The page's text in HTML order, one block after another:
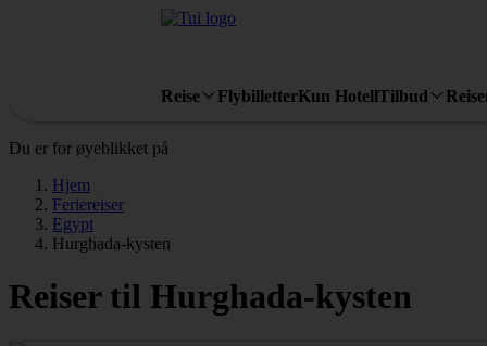
Reise FlybilletterKun HotellTilbud
Du er for øyeblikket på
Hjem
Feriereiser
Egypt
Hurghada-kysten
Reiser til Hurghada-kysten